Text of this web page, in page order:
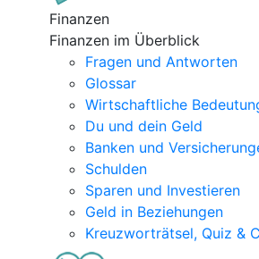
Finanzen
Finanzen im Überblick
Fragen und Antworten
Glossar
Wirtschaftliche
Du und dein Geld
Banken und
Schulden
Sparen und Investieren
Geld in Beziehungen
Kreuzworträtsel, Quiz &